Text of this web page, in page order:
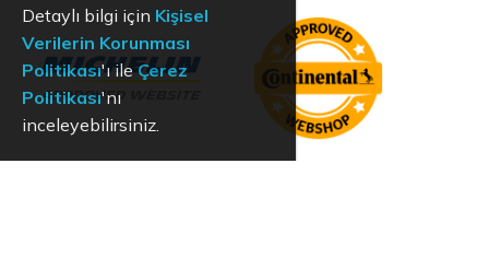
Detaylı bilgi için Kişisel
Verilerin Korunması
Politikası'ı ileÇerez
Politikası'nı
inceleyebilirsiniz.